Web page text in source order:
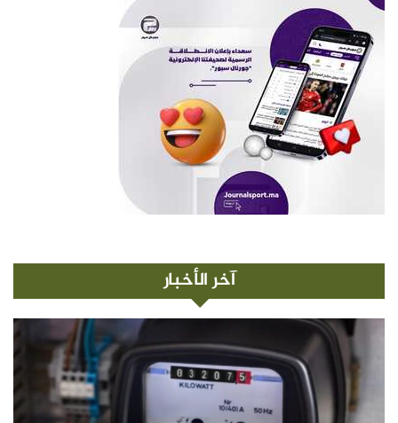
آخر الأخبار